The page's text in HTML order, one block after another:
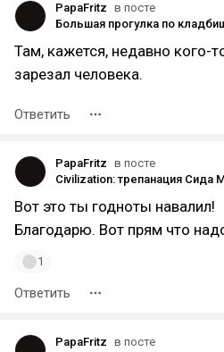
PapaFritz в посте
Большая прогулка по
Там, кажется, недавно кого-
зарезал человека.
Ответить
PapaFritz в посте
Вот это ты годноты навалил!
Благодарю. Вот прям что
1
Ответить
PapaFritz в посте